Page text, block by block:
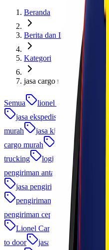
Beranda
Berita dan Informasi
Kategori
jasa cargo murah
Semua lionel express
jasa ekspedisi
jasa cargo
murah
jasa kirim barang
cargo murah
jasa kirim
trucking
logistik indonesia
pengiriman antar pulau
jasa pengiriman
logistik
pengiriman frozen food
pengiriman cepat
ekspedisi
Lionel Cargo
ekspedisi
to door
jasa pengiriman cargo